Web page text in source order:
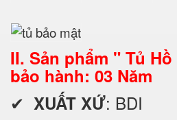
II. Sản phẩm " Tủ
bảo hành: 03 Năm
✔ XUẤT XỨ: BDI